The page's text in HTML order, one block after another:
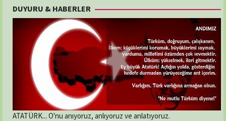
DUYURU & HABERLER
ATATÜRK... O'nu anıyoruz, anlıyoruz ve anlatıyoruz.